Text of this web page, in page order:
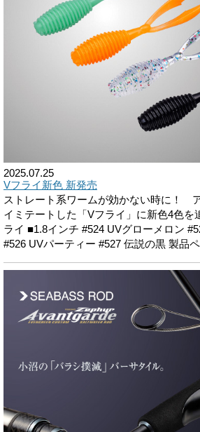
2025.07.25
Vフライ新色 新発売
ストレート系ワームが効かない時に！
イミテートした「Vフライ」に新色4色を
ライ ■1.8インチ #524 UVグローメロン
#526 UVパーティー #527 伝説の黒 製品